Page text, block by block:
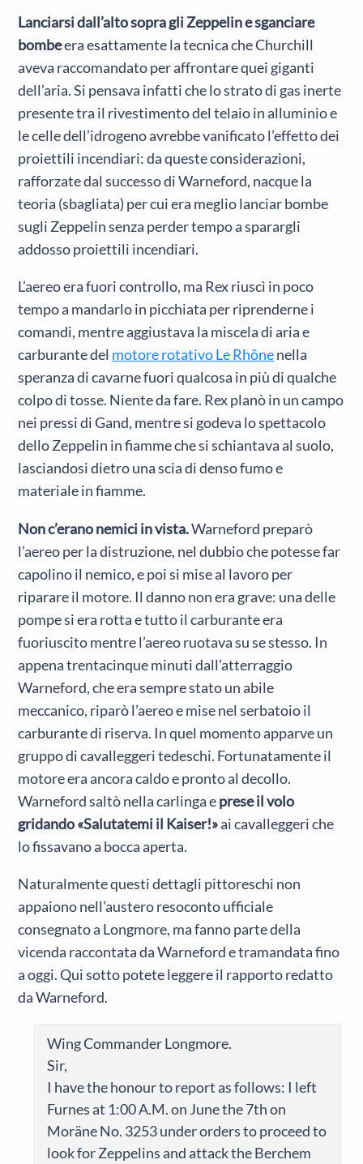
Lanciarsi dall’alto sopra gli Zeppelin e sganciare
bombeera esattamente la tecnica che Churchill
aveva raccomandato per affrontare quei giganti
dell’aria. Si pensava infatti che lo strato di gas inerte
presente tra il rivestimento del telaio in alluminio e
le celle dell’idrogeno avrebbe vanificato l’effetto dei
proiettili incendiari: da queste considerazioni,
rafforzate dal successo di Warneford, nacque la
teoria (sbagliata) per cui era meglio lanciar bombe
sugli Zeppelin senza perder tempo a sparargli
addosso proiettili incendiari.
L’aereo era fuori controllo, ma Rex riuscì in poco
tempo a mandarlo in picchiata per riprenderne i
comandi, mentre aggiustava la miscela di aria e
carburante del motore rotativo Le Rhônenella
speranza di cavarne fuori qualcosa in più di qualche
colpo di tosse. Niente da fare. Rex planò in un campo
nei pressi di Gand, mentre si godeva lo spettacolo
dello Zeppelin in fiamme che si schiantava al suolo,
lasciandosi dietro una scia di denso fumo e
materiale in fiamme.
Non c’erano nemici in vista.Warneford preparò
l’aereo per la distruzione, nel dubbio che potesse far
capolino il nemico, e poi si mise al lavoro per
riparare il motore. Il danno non era grave: una delle
pompe si era rotta e tutto il carburante era
fuoriuscito mentre l’aereo ruotava su se stesso. In
appena trentacinque minuti dall’atterraggio
Warneford, che era sempre stato un abile
meccanico, riparò l’aereo e mise nel serbatoio il
carburante di riserva. In quel momento apparve un
gruppo di cavalleggeri tedeschi. Fortunatamente il
motore era ancora caldo e pronto al decollo.
Warneford saltò nella carlinga eprese il volo
gridando «Salutatemi il Kaiser!»ai cavalleggeri che
lo fissavano a bocca aperta.
Naturalmente questi dettagli pittoreschi non
appaiono nell’austero resoconto ufficiale
consegnato a Longmore, ma fanno parte della
vicenda raccontata da Warneford e tramandata fino
a oggi. Qui sotto potete leggere il rapporto redatto
da Warneford.
Wing Commander Longmore.
Sir,
I have the honour to report as follows: I left
Furnes at 1:00 A.M. on June the 7th on
Moräne No. 3253 under orders to proceed to
look for Zeppelins and attack the Berchem